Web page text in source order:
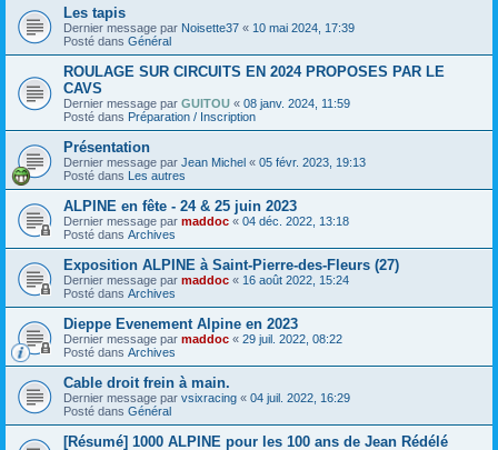
Les tapis
Dernier message par Noisette37 « 10 mai 2024, 17:39
Posté dans Général
ROULAGE SUR CIRCUITS EN 2024 PROPOSES PAR LE
CAVS
Dernier message par GUITOU « 08 janv. 2024, 11:59
Posté dans Préparation / Inscription
Présentation
Dernier message par Jean Michel « 05 févr. 2023, 19:13
Posté dans Les autres
ALPINE en fête - 24 & 25 juin 2023
Dernier message par maddoc « 04 déc. 2022, 13:18
Posté dans Archives
Exposition ALPINE à Saint-Pierre-des-Fleurs (27)
Dernier message par maddoc « 16 août 2022, 15:24
Posté dans Archives
Dieppe Evenement Alpine en 2023
Dernier message par maddoc « 29 juil. 2022, 08:22
Posté dans Archives
Cable droit frein à main.
Dernier message par vsixracing « 04 juil. 2022, 16:29
Posté dans Général
[Résumé] 1000 ALPINE pour les 100 ans de Jean Rédélé